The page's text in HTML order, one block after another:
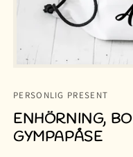
PERSONLIG PRESENT
ENHÖRNING,
GYMPAPÅSE